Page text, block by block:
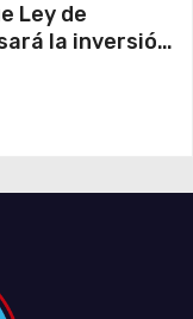
Ley de
la inversión